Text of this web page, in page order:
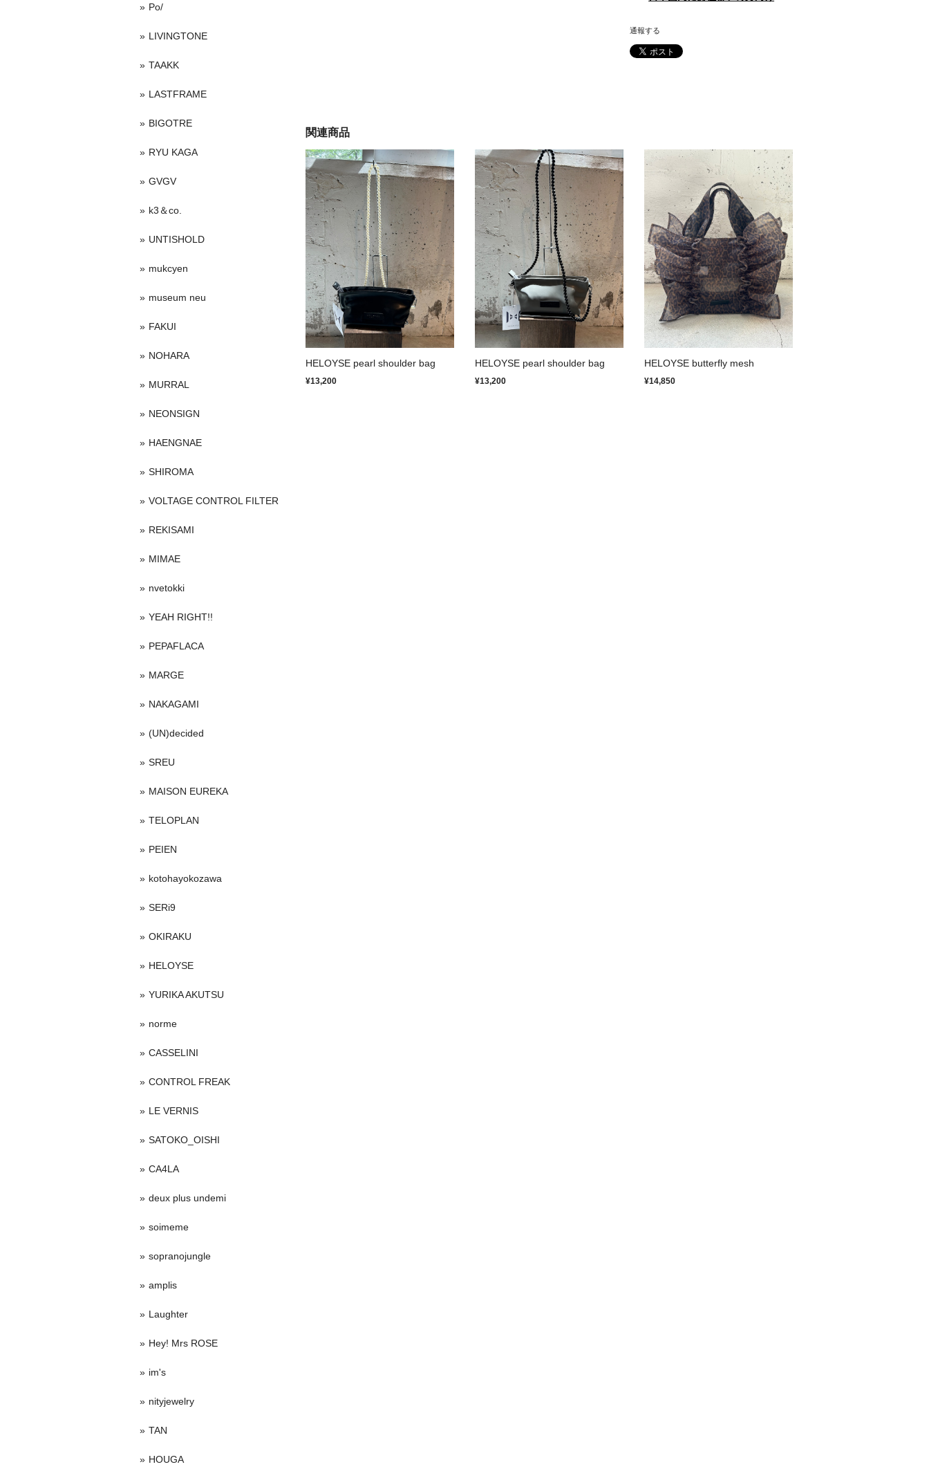
通報する
関連商品
HELOYSE pearl shoulder bag
¥13,200
HELOYSE pearl shoulder bag
¥13,200
HELOYSE butterfly mesh
¥14,850
Po/
LIVINGTONE
TAAKK
LASTFRAME
BIGOTRE
RYU KAGA
GVGV
k3＆co.
UNTISHOLD
mukcyen
museum neu
FAKUI
NOHARA
MURRAL
NEONSIGN
HAENGNAE
SHIROMA
VOLTAGE CONTROL FILTER
REKISAMI
MIMAE
nvetokki
YEAH RIGHT!!
PEPAFLACA
MARGE
NAKAGAMI
(UN)decided
SREU
MAISON EUREKA
TELOPLAN
PEIEN
kotohayokozawa
SERi9
OKIRAKU
HELOYSE
YURIKA AKUTSU
norme
CASSELINI
CONTROL FREAK
LE VERNIS
SATOKO_OISHI
CA4LA
deux plus undemi
soimeme
sopranojungle
amplis
Laughter
Hey! Mrs ROSE
im's
nityjewelry
TAN
HOUGA